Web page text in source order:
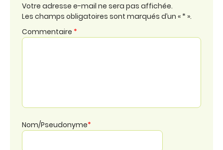
Votre adresse e-mail ne sera pas affichée.
Les champs obligatoires sont marqués d’un « * ».
Commentaire *
Nom/Pseudonyme*